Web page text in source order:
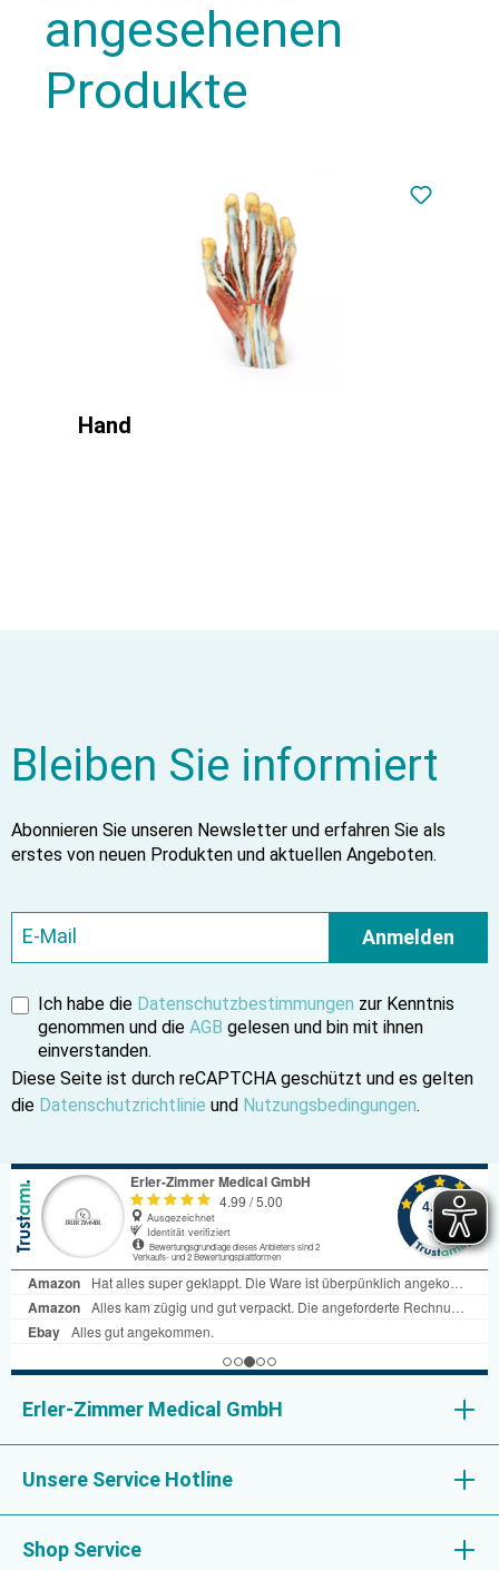
angesehenen
Produkte
Hand
Bleiben Sie informiert
Abonnieren Sie unseren Newsletter und erfahren Sie als
erstes von neuen Produkten und aktuellen Angeboten.
Anmelden
Ich habe die Datenschutzbestimmungen zur Kenntnis
genommen und die AGB gelesen und bin mit ihnen
einverstanden.
Diese Seite ist durch reCAPTCHA geschützt und es gelten
die Datenschutzrichtlinie und Nutzungsbedingungen.
Erler-Zimmer Medical GmbH
Unsere Service Hotline
Shop Service